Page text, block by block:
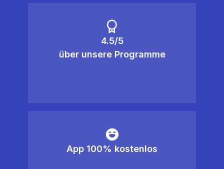
4.5/5
über unsere Programme
App 100% kostenlos